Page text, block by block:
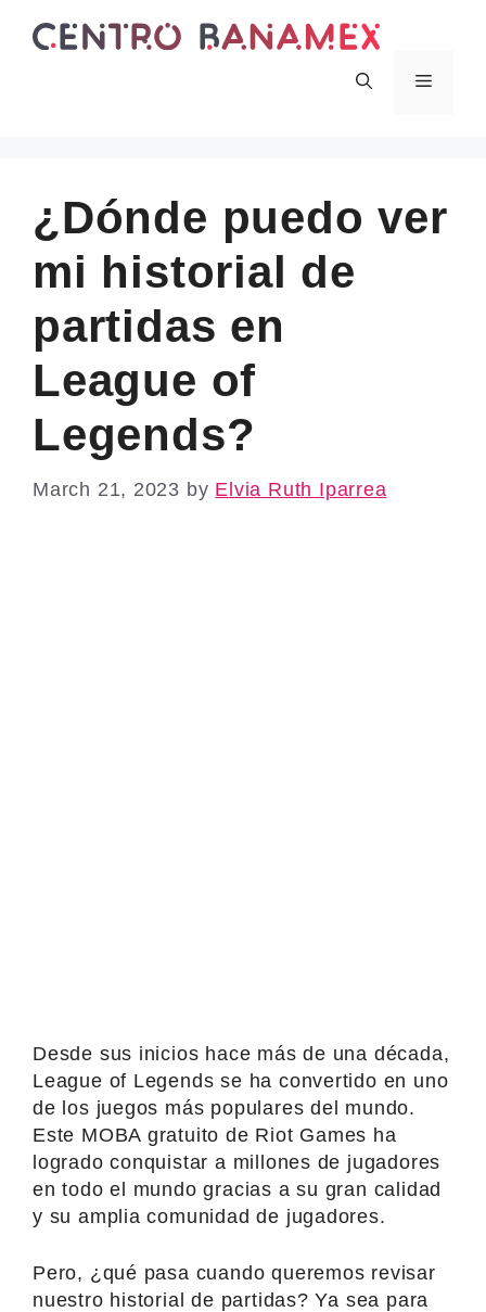
Menu
¿Dónde puedo ver
mi historial de
partidas en
League of
Legends?
March 21, 2023 by Elvia Ruth Iparrea
Desde sus inicios hace más de una década,
League of Legends se ha convertido en uno
de los juegos más populares del mundo.
Este MOBA gratuito de Riot Games ha
logrado conquistar a millones de jugadores
en todo el mundo gracias a su gran calidad
y su amplia comunidad de jugadores.
Pero, ¿qué pasa cuando queremos revisar
nuestro historial de partidas? Ya sea para